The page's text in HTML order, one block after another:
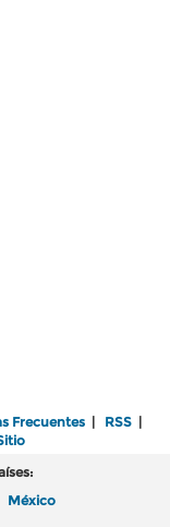
Frecuentes | RSS |
México